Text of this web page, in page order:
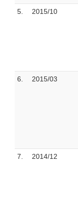
5. 2015/10
6. 2015/03
7. 2014/12